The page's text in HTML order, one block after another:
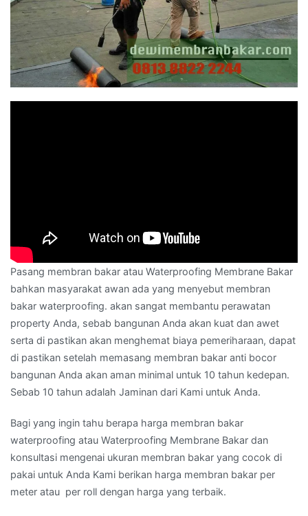
Pasang membran bakar atau Waterproofing Membrane Bakar
bahkan masyarakat awan ada yang menyebut membran
bakar waterproofing. akan sangat membantu perawatan
property Anda, sebab bangunan Anda akan kuat dan awet
serta di pastikan akan menghemat biaya pemeriharaan, dapat
di pastikan setelah memasang membran bakar anti bocor
bangunan Anda akan aman minimal untuk 10 tahun kedepan.
Sebab 10 tahun adalah Jaminan dari Kami untuk Anda.
Bagi yang ingin tahu berapa harga membran bakar
waterproofing atau Waterproofing Membrane Bakar dan
konsultasi mengenai ukuran membran bakar yang cocok di
pakai untuk Anda Kami berikan harga membran bakar per
meter atau per roll dengan harga yang terbaik.